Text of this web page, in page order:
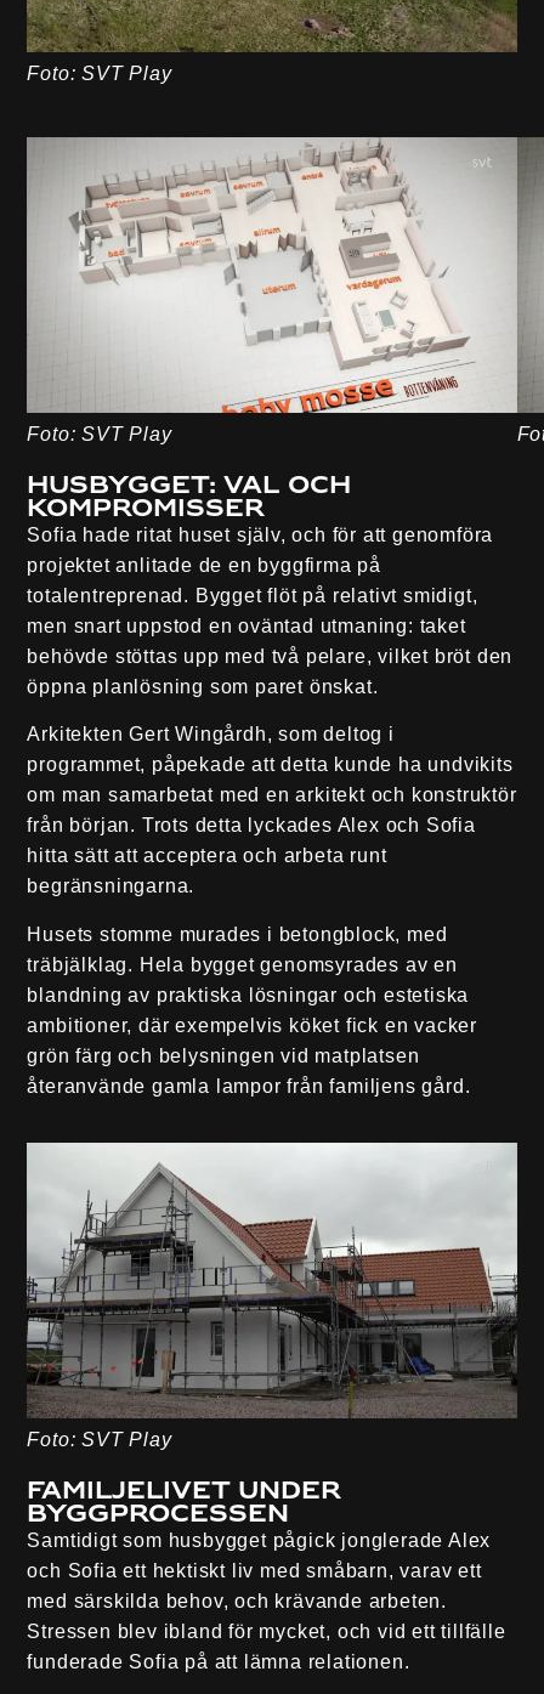
Foto: SVT Play
Foto: SVT Play
Husbygget: Val och
kompromisser
Sofia hade ritat huset själv, och för att genomföra
projektet anlitade de en byggfirma på
totalentreprenad. Bygget flöt på relativt smidigt,
men snart uppstod en oväntad utmaning: taket
behövde stöttas upp med två pelare, vilket bröt den
öppna planlösning som paret önskat.
Arkitekten Gert Wingårdh, som deltog i
programmet, påpekade att detta kunde ha undvikits
om man samarbetat med en arkitekt och konstruktör
från början. Trots detta lyckades Alex och Sofia
hitta sätt att acceptera och arbeta runt
begränsningarna.
Husets stomme murades i betongblock, med
träbjälklag. Hela bygget genomsyrades av en
blandning av praktiska lösningar och estetiska
ambitioner, där exempelvis köket fick en vacker
grön färg och belysningen vid matplatsen
återanvände gamla lampor från familjens gård.
Foto: SVT Play
Familjelivet under
byggprocessen
Samtidigt som husbygget pågick jonglerade Alex
och Sofia ett hektiskt liv med småbarn, varav ett
med särskilda behov, och krävande arbeten.
Stressen blev ibland för mycket, och vid ett tillfälle
funderade Sofia på att lämna relationen.